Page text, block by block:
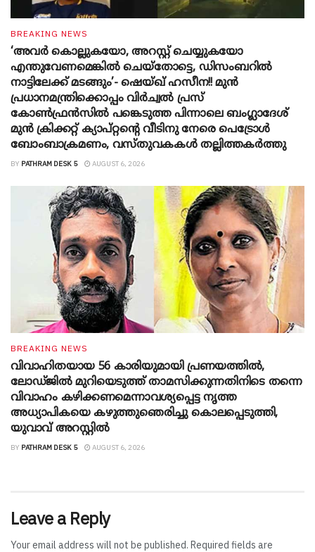
BREAKING NEWS
‘അവർ കൊല്ലുകയോ, അറസ്റ്റ് ചെയ്യുകയോ
എന്തുവേണമെങ്കിൽ ചെയ്തോട്ടെ, ഡിസംബറിൽ
നാട്ടിലേക്ക് മടങ്ങും’- ഷെയ്ഖ് ഹസീന!! മുൻ
പ്രധാനമന്ത്രിക്കൊപ്പം വിർച്വൽ പ്രസ്
കോൺഫ്രൻസിൽ പങ്കെടുത്ത പിന്നാലെ ബംഗ്ലാദേശ്
മുൻ ക്രിക്കറ്റ് ക്യാപ്റ്റന്റെ വീടിനു നേരെ പെട്രോൾ
ബോംബാക്രമണം, വസ്തുവകകൾ തല്ലിത്തകർത്തു
BY PATHRAM DESK 5 AUGUST 6, 2026
BREAKING NEWS
വിവാഹിതയായ 56 കാരിയുമായി പ്രണയത്തിൽ,
ലോഡ്ജിൽ മുറിയെടുത്ത് താമസിക്കുന്നതിനിടെ തന്നെ
വിവാഹം കഴിക്കണമെന്നാവശ്യപ്പെട്ട നൃത്ത
അധ്യാപികയെ കഴുത്തുഞെരിച്ചു കൊലപ്പെടുത്തി,
യുവാവ് അറസ്റ്റിൽ
BY PATHRAM DESK 5 AUGUST 6, 2026
Leave a Reply
Your email address will not be published. Required fields are